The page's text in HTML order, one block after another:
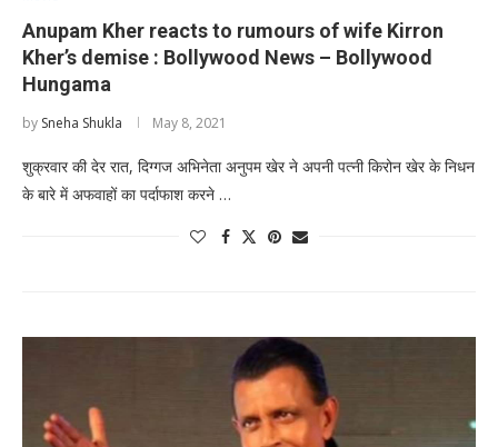
Anupam Kher reacts to rumours of wife Kirron
Kher’s demise : Bollywood News – Bollywood
Hungama
by Sneha Shukla May 8, 2021
शुक्रवार की देर रात, दिग्गज अभिनेता अनुपम खेर ने अपनी पत्नी किरोन खेर के निधन
के बारे में अफवाहों का पर्दाफाश करने …